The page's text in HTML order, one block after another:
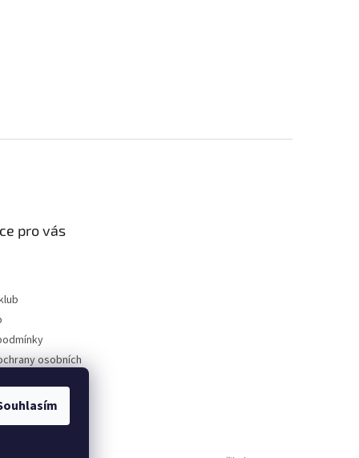
pro vás
osobních